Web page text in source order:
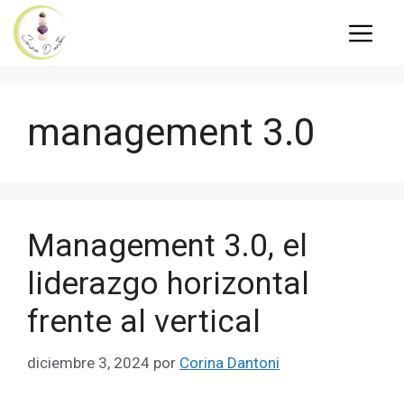
Saltar
contenido
MENÚ
management 3.0
Management 3.0, el
liderazgo horizontal
frente al vertical
diciembre 3, 2024 por Corina Dantoni